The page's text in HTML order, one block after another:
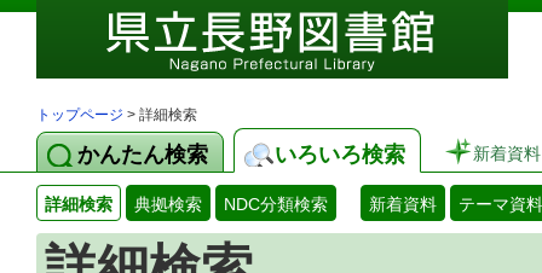
トップページ > 詳細検索
かんたん検索 いろいろ検索 新着資料
詳細検索 典拠検索 NDC分類検索 新着資料 テーマ資料